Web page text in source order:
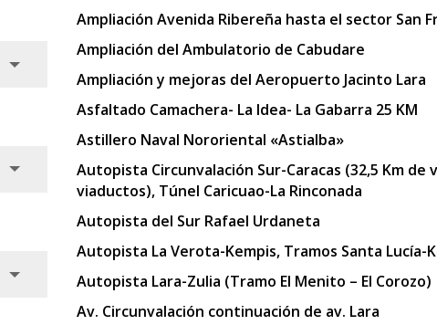
Ampliación Avenida Ribereña hasta el sector San
Ampliación del Ambulatorio de Cabudare
Ampliación y mejoras del Aeropuerto Jacinto Lara
Asfaltado Camachera- La Idea- La Gabarra 25 KM
Astillero Naval Nororiental «Astialba»
Autopista Circunvalación Sur-Caracas (32,5 Km
viaductos), Túnel Caricuao-La Rinconada
Autopista del Sur Rafael Urdaneta
Autopista La Verota-Kempis, Tramos Santa Lucía-
Autopista Lara-Zulia (Tramo El Menito – El Corozo)
Av. Circunvalación continuación de av. Lara